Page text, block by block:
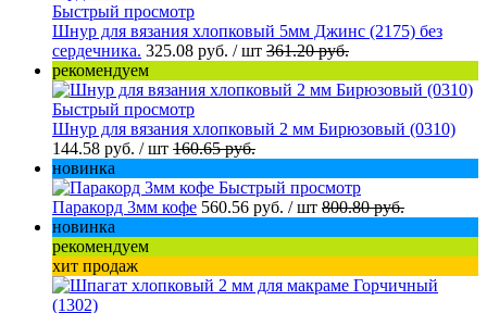
Быстрый просмотр
Шнур для вязания хлопковый 5мм Джинс (2175) без
сердечника. 325.08 руб. / шт 361.20 руб.
рекомендуем
Быстрый просмотр
Шнур для вязания хлопковый 2 мм Бирюзовый (0310)
144.58 руб. / шт 160.65 руб.
новинка
Быстрый просмотр
Паракорд 3мм кофе 560.56 руб. / шт 800.80 руб.
новинка
рекомендуем
хит продаж